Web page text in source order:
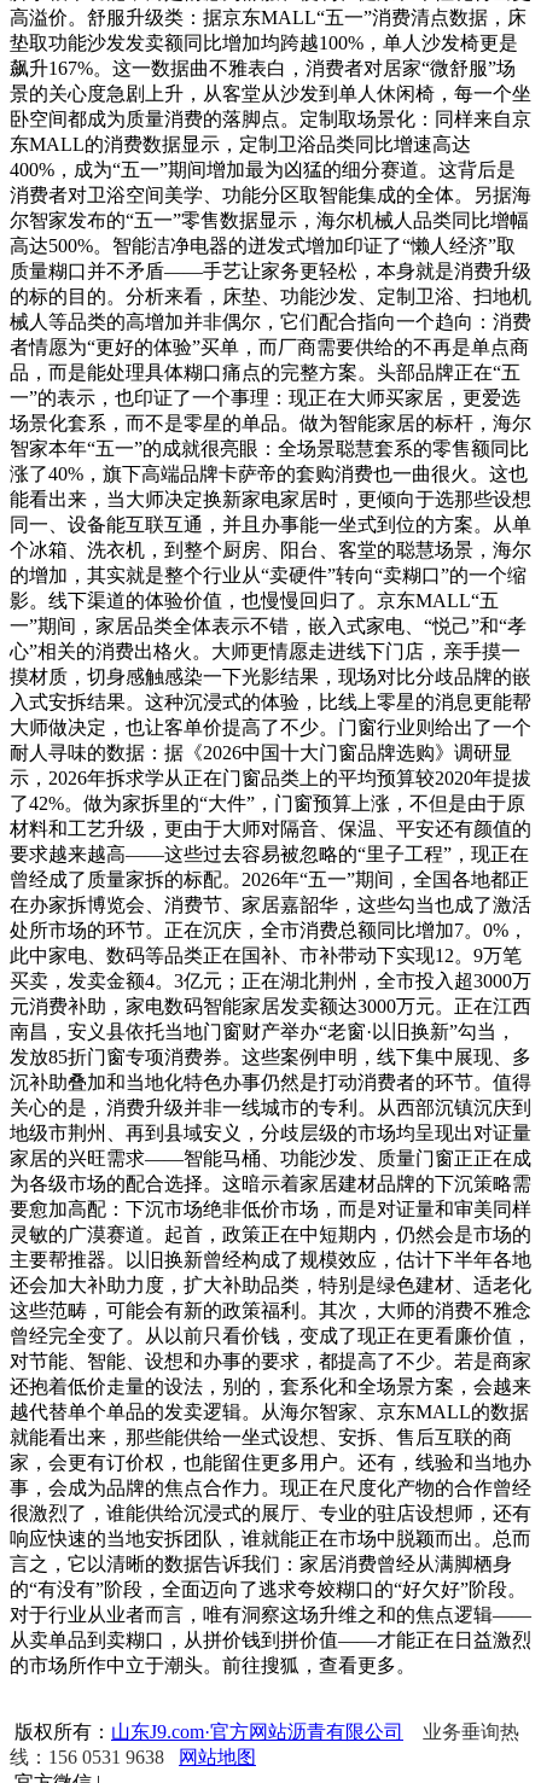
高溢价。舒服升级类：据京东MALL“五一”消费清点数据，床
垫取功能沙发发卖额同比增加均跨越100%，单人沙发椅更是
飙升167%。这一数据曲不雅表白，消费者对居家“微舒服”场
景的关心度急剧上升，从客堂从沙发到单人休闲椅，每一个坐
卧空间都成为质量消费的落脚点。定制取场景化：同样来自京
东MALL的消费数据显示，定制卫浴品类同比增速高达
400%，成为“五一”期间增加最为凶猛的细分赛道。这背后是
消费者对卫浴空间美学、功能分区取智能集成的全体。另据海
尔智家发布的“五一”零售数据显示，海尔机械人品类同比增幅
高达500%。智能洁净电器的迸发式增加印证了“懒人经济”取
质量糊口并不矛盾——手艺让家务更轻松，本身就是消费升级
的标的目的。分析来看，床垫、功能沙发、定制卫浴、扫地机
械人等品类的高增加并非偶尔，它们配合指向一个趋向：消费
者情愿为“更好的体验”买单，而厂商需要供给的不再是单点商
品，而是能处理具体糊口痛点的完整方案。头部品牌正在“五
一”的表示，也印证了一个事理：现正在大师买家居，更爱选
场景化套系，而不是零星的单品。做为智能家居的标杆，海尔
智家本年“五一”的成就很亮眼：全场景聪慧套系的零售额同比
涨了40%，旗下高端品牌卡萨帝的套购消费也一曲很火。这也
能看出来，当大师决定换新家电家居时，更倾向于选那些设想
同一、设备能互联互通，并且办事能一坐式到位的方案。从单
个冰箱、洗衣机，到整个厨房、阳台、客堂的聪慧场景，海尔
的增加，其实就是整个行业从“卖硬件”转向“卖糊口”的一个缩
影。线下渠道的体验价值，也慢慢回归了。京东MALL“五
一”期间，家居品类全体表示不错，嵌入式家电、“悦己”和“孝
心”相关的消费出格火。大师更情愿走进线下门店，亲手摸一
摸材质，切身感触感染一下光影结果，现场对比分歧品牌的嵌
入式安拆结果。这种沉浸式的体验，比线上零星的消息更能帮
大师做决定，也让客单价提高了不少。门窗行业则给出了一个
耐人寻味的数据：据《2026中国十大门窗品牌选购》调研显
示，2026年拆求学从正在门窗品类上的平均预算较2020年提拔
了42%。做为家拆里的“大件”，门窗预算上涨，不但是由于原
材料和工艺升级，更由于大师对隔音、保温、平安还有颜值的
要求越来越高——这些过去容易被忽略的“里子工程”，现正在
曾经成了质量家拆的标配。2026年“五一”期间，全国各地都正
在办家拆博览会、消费节、家居嘉韶华，这些勾当也成了激活
处所市场的环节。正在沉庆，全市消费总额同比增加7。0%，
此中家电、数码等品类正在国补、市补带动下实现12。9万笔
买卖，发卖金额4。3亿元；正在湖北荆州，全市投入超3000万
元消费补助，家电数码智能家居发卖额达3000万元。正在江西
南昌，安义县依托当地门窗财产举办“老窗·以旧换新”勾当，
发放85折门窗专项消费券。这些案例申明，线下集中展现、多
沉补助叠加和当地化特色办事仍然是打动消费者的环节。值得
关心的是，消费升级并非一线城市的专利。从西部沉镇沉庆到
地级市荆州、再到县域安义，分歧层级的市场均呈现出对证量
家居的兴旺需求——智能马桶、功能沙发、质量门窗正正在成
为各级市场的配合选择。这暗示着家居建材品牌的下沉策略需
要愈加高配：下沉市场绝非低价市场，而是对证量和审美同样
灵敏的广漠赛道。起首，政策正在中短期内，仍然会是市场的
主要帮推器。以旧换新曾经构成了规模效应，估计下半年各地
还会加大补助力度，扩大补助品类，特别是绿色建材、适老化
这些范畴，可能会有新的政策福利。其次，大师的消费不雅念
曾经完全变了。从以前只看价钱，变成了现正在更看廉价值，
对节能、智能、设想和办事的要求，都提高了不少。若是商家
还抱着低价走量的设法，别的，套系化和全场景方案，会越来
越代替单个单品的发卖逻辑。从海尔智家、京东MALL的数据
就能看出来，那些能供给一坐式设想、安拆、售后互联的商
家，会更有订价权，也能留住更多用户。还有，线验和当地办
事，会成为品牌的焦点合作力。现正在尺度化产物的合作曾经
很激烈了，谁能供给沉浸式的展厅、专业的驻店设想师，还有
响应快速的当地安拆团队，谁就能正在市场中脱颖而出。总而
言之，它以清晰的数据告诉我们：家居消费曾经从满脚栖身
的“有没有”阶段，全面迈向了逃求夸姣糊口的“好欠好”阶段。
对于行业从业者而言，唯有洞察这场升维之和的焦点逻辑——
从卖单品到卖糊口，从拼价钱到拼价值——才能正在日益激烈
的市场所作中立于潮头。前往搜狐，查看更多。
版权所有： 山东J9.com·官方网站沥青有限公司
业务垂询热
线：156 0531 9638
网站地图